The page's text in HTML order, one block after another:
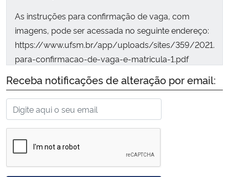
As instruções para confirmação de vaga, com
imagens, pode ser acessada no seguinte endereço:
https://www.ufsm.br/app/uploads/sites/359/2021/
para-confirmacao-de-vaga-e-matricula-1.pdf
A confirmação de vaga deve ser feita no Portal da
https://portal.ufsm.br/confirmacao no período de
Retificação ao Edital n. 021/2021: Onde lê-se Faixa
Receba notificações de alteração por email: